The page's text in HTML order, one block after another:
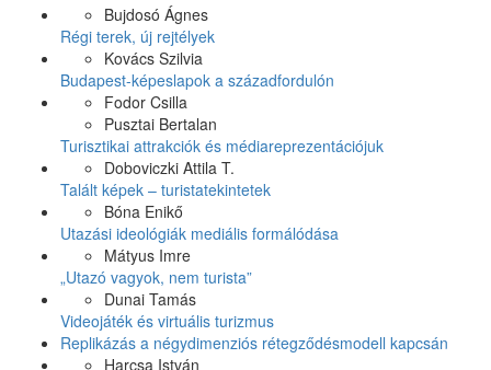
Bujdosó Ágnes
Régi terek, új rejtélyek
Kovács Szilvia
Budapest-képeslapok a századfordulón
Fodor Csilla
Pusztai Bertalan
Turisztikai attrakciók és médiareprezentációjuk
Doboviczki Attila T.
Talált képek – turistatekintetek
Bóna Enikő
Utazási ideológiák mediális formálódása
Mátyus Imre
„Utazó vagyok, nem turista”
Dunai Tamás
Videojáték és virtuális turizmus
Replikázás a négydimenziós rétegződésmodell kapcsán
Harcsa István